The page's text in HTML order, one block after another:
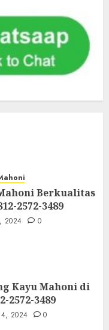
Berkualitas
2572-3489
2024 0
Kayu Mahoni di
2572-3489
2024 0